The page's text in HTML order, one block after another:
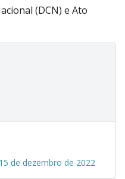
(DCN) e Ato
de dezembro de 2022